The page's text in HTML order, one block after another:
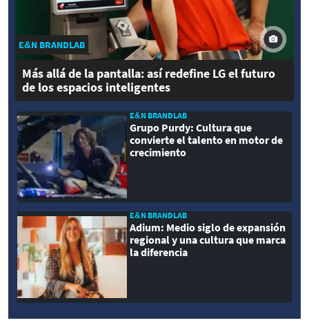
E&N BRANDLAB
Más allá de la pantalla: así redefine LG el futuro
de los espacios inteligentes
E&N BRANDLAB
Grupo Purdy: Cultura que
convierte el talento en motor de
crecimiento
E&N BRANDLAB
Adium: Medio siglo de expansión
regional y una cultura que marca
la diferencia